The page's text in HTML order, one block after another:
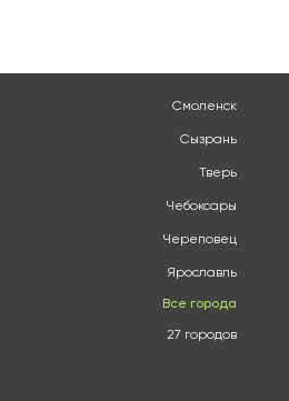
Смоленск
Сызрань
Тверь
Чебоксары
Череповец
Ярославль
Все города
27 городов